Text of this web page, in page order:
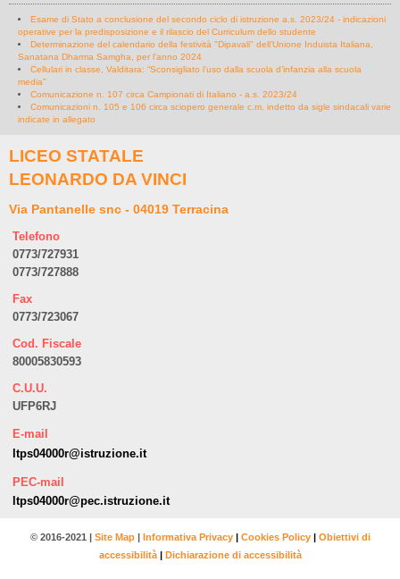
Esame di Stato a conclusione del secondo ciclo di istruzione a.s. 2023/24 - indicazioni
operative per la predisposizione e il rilascio del Curriculum dello studente
Determinazione del calendario della festività "Dipavali" dell'Unione Induista Italiana,
Sanatana Dharma Samgha, per l'anno 2024
Cellulari in classe, Valditara: “Sconsigliato l’uso dalla scuola d’infanzia alla scuola
media”
Comunicazione n. 107 circa Campionati di Italiano - a.s. 2023/24
Comunicazioni n. 105 e 106 circa sciopero generale c.m. indetto da sigle sindacali varie
indicate in allegato
LICEO STATALE
LEONARDO DA VINCI
Via Pantanelle snc - 04019 Terracina
Telefono
0773/727931
0773/727888
Fax
0773/723067
Cod. Fiscale
80005830593
C.U.U.
UFP6RJ
E-mail
ltps04000r@istruzione.it
PEC-mail
ltps04000r@pec.istruzione.it
© 2016-2021 | Site Map| Informativa Privacy| Cookies Policy| Obiettivi di
accessibilità| Dichiarazione di accessibilità